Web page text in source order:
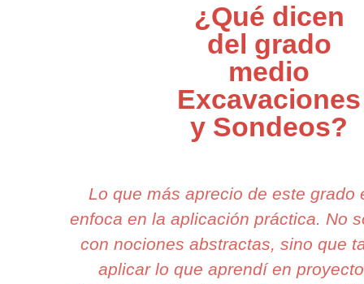
¿Qué dicen
del grado
medio
Excavaciones
y Sondeos?
Lo que más aprecio de este grado
enfoca en la aplicación práctica. No
con nociones abstractas, sino que
aplicar lo que aprendí en